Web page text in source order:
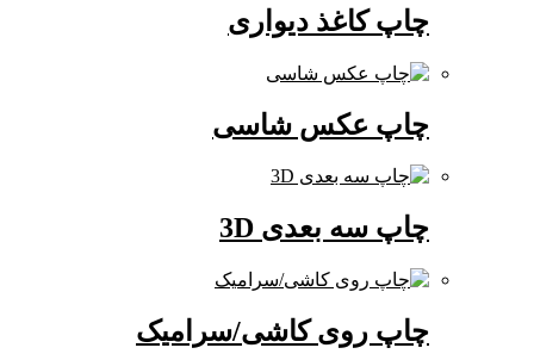
چاپ کاغذ دیواری
چاپ عکس شاسی
چاپ سه بعدی 3D
چاپ روی کاشی/سرامیک